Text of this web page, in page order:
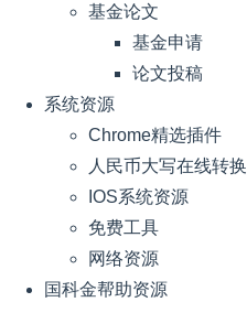
基金论文
基金申请
论文投稿
系统资源
Chrome精选插件
人民币大写在线转换
IOS系统资源
免费工具
网络资源
国科金帮助资源